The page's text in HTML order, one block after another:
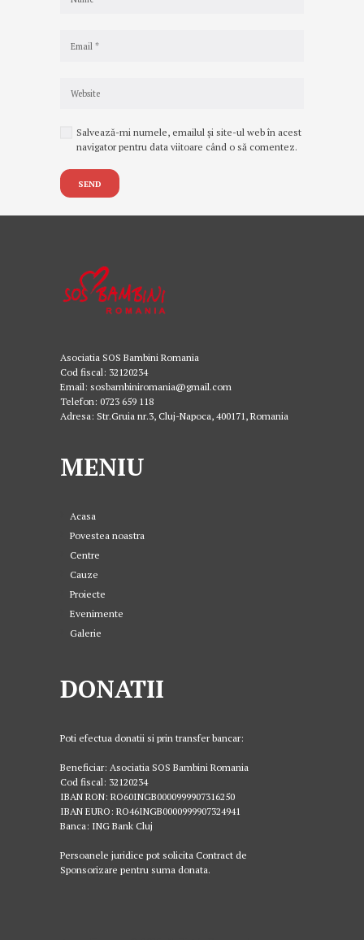
Salvează-mi numele, emailul și site-ul web în acest
navigator pentru data viitoare când o să comentez.
Asociatia SOS Bambini Romania
Cod fiscal: 32120234
Email: sosbambiniromania@gmail.com
Telefon: 0723 659 118
Adresa: Str.Gruia nr.3, Cluj-Napoca, 400171, Romania
MENIU
Acasa
Povestea noastra
Centre
Cauze
Proiecte
Evenimente
Galerie
DONATII
Poti efectua donatii si prin transfer bancar:
Beneficiar: Asociatia SOS Bambini Romania
Cod fiscal: 32120234
IBAN RON: RO60INGB0000999907316250
IBAN EURO: RO46INGB0000999907324941
Banca: ING Bank Cluj
Persoanele juridice pot solicita Contract de
Sponsorizare pentru suma donata.